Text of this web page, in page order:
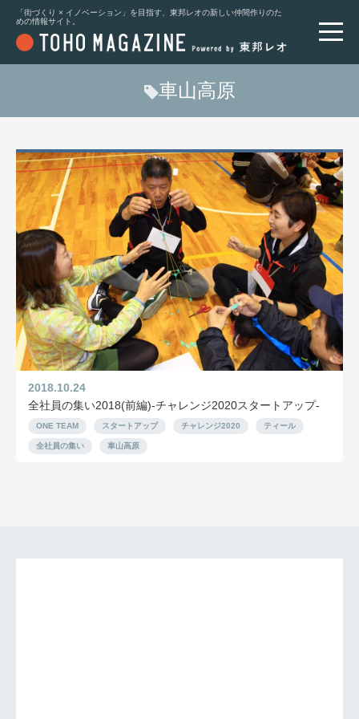
「街づくり × イノベーション」を目指す、東邦レオの新しい仲間作りのた
めの情報サイト。
車山高原
2018.10.24
全社員の集い2018(前編)‐チャレンジ2020スタートアップ‐
ONE TEAM スタートアップ チャレンジ2020 ティール
全社員の集い 車山高原